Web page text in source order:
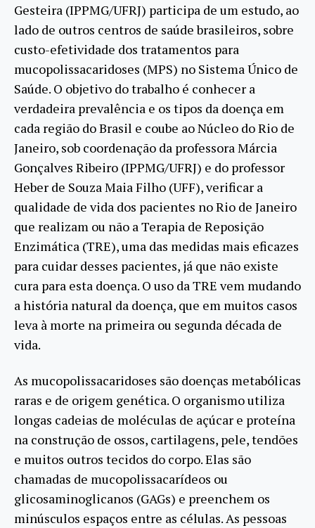
Gesteira (IPPMG/UFRJ) participa de um estudo, ao
lado de outros centros de saúde brasileiros, sobre
custo-efetividade dos tratamentos para
mucopolissacaridoses (MPS) no Sistema Único de
Saúde. O objetivo do trabalho é conhecer a
verdadeira prevalência e os tipos da doença em
cada região do Brasil e coube ao Núcleo do Rio de
Janeiro, sob coordenação da professora Márcia
Gonçalves Ribeiro (IPPMG/UFRJ) e do professor
Heber de Souza Maia Filho (UFF), verificar a
qualidade de vida dos pacientes no Rio de Janeiro
que realizam ou não a Terapia de Reposição
Enzimática (TRE), uma das medidas mais eficazes
para cuidar desses pacientes, já que não existe
cura para esta doença. O uso da TRE vem mudando
a história natural da doença, que em muitos casos
leva à morte na primeira ou segunda década de
vida.
As mucopolissacaridoses são doenças metabólicas
raras e de origem genética. O organismo utiliza
longas cadeias de moléculas de açúcar e proteína
na construção de ossos, cartilagens, pele, tendões
e muitos outros tecidos do corpo. Elas são
chamadas de mucopolissacarídeos ou
glicosaminoglicanos (GAGs) e preenchem os
minúsculos espaços entre as células. As pessoas